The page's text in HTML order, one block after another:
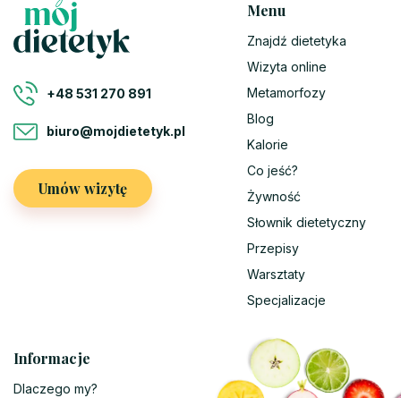
+48 531 270 891
biuro@mojdietetyk.pl
Umów wizytę
Menu
Znajdź dietetyka
Wizyta online
Metamorfozy
Blog
Kalorie
Co jeść?
Żywność
Słownik dietetyczny
Przepisy
Warsztaty
Specjalizacje
Informacje
Dlaczego my?